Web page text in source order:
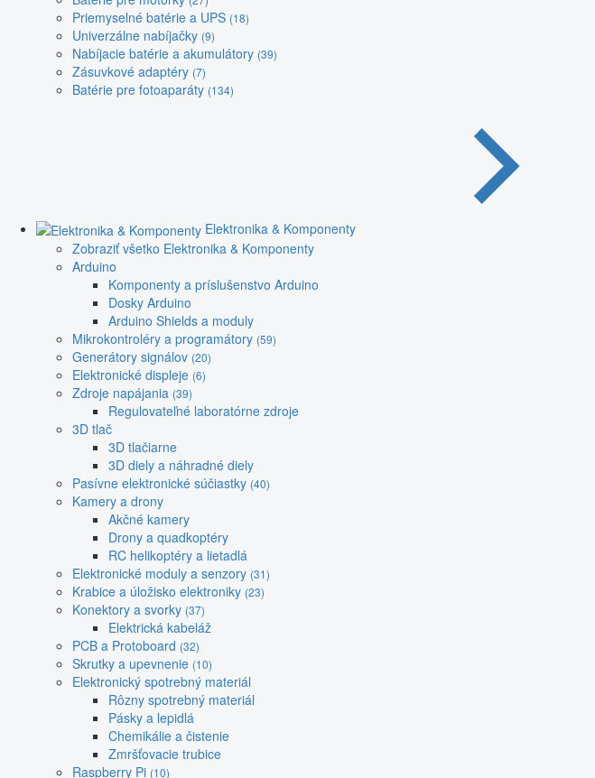
Priemyselné batérie a UPS (18)
Univerzálne nabíjačky (9)
Nabíjacie batérie a akumulátory (39)
Zásuvkové adaptéry (7)
Batérie pre fotoaparáty (134)
Elektronika & Komponenty
Zobraziť všetko Elektronika & Komponenty
Arduino
Komponenty a príslušenstvo Arduino
Dosky Arduino
Arduino Shields a moduly
Mikrokontroléry a programátory (59)
Generátory signálov (20)
Elektronické displeje (6)
Zdroje napájania (39)
Regulovateľné laboratórne zdroje
3D tlač
3D tlačiarne
3D diely a náhradné diely
Pasívne elektronické súčiastky (40)
Kamery a drony
Akčné kamery
Drony a quadkoptéry
RC helikoptéry a lietadlá
Elektronické moduly a senzory (31)
Krabice a úložisko elektroniky (23)
Konektory a svorky (37)
Elektrická kabeláž
PCB a Protoboard (32)
Skrutky a upevnenie (10)
Elektronický spotrebný materiál
Rôzny spotrebný materiál
Pásky a lepidlá
Chemikálie a čistenie
Zmršťovacie trubice
Raspberry Pi (10)